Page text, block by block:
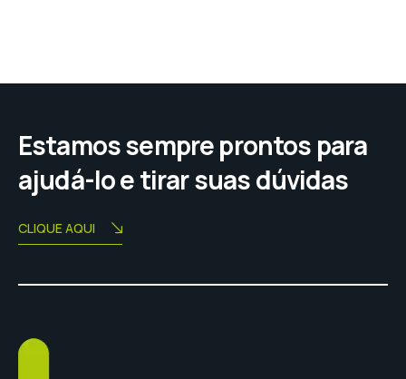
Estamos sempre prontos para
ajudá-lo e tirar suas dúvidas
CLIQUE AQUI